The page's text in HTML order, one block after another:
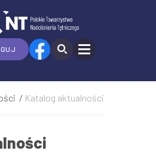
Katalog aktualności